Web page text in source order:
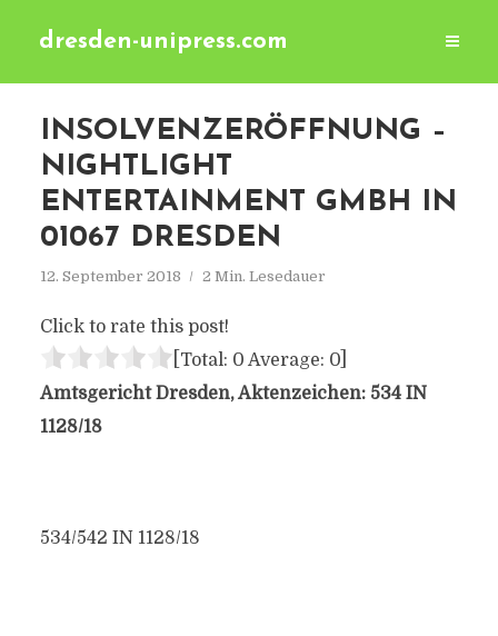
dresden-unipress.com
INSOLVENZERÖFFNUNG –
NIGHTLIGHT
ENTERTAINMENT GMBH IN
01067 DRESDEN
12. September 2018 2 Min. Lesedauer
Click to rate this post!
[Total: 0 Average: 0]
Amtsgericht Dresden, Aktenzeichen: 534 IN
1128/18
534/542 IN 1128/18